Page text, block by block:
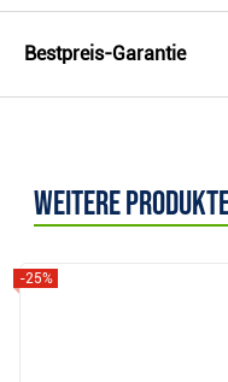
Bestpreis-Garantie
Weitere
-25%